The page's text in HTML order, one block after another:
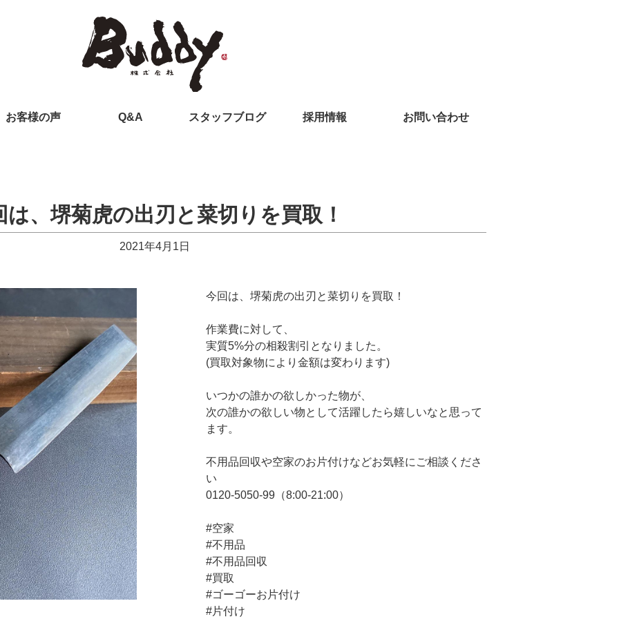
お客様の声 Q&A スタッフブログ 採用情報 お問い合わせ
は、堺菊虎の出刃と菜切りを買取！
2021年4月1日
今回は、堺菊虎の出刃と菜切りを買取！
作業費に対して、
実質5%分の相殺割引となりました。
(買取対象物により金額は変わります)
いつかの誰かの欲しかった物が、
次の誰かの欲しい物として活躍したら嬉しいなと思って
ます。
不用品回収や空家のお片付けなどお気軽にご相談くださ
い
0120-5050-99（8:00-21:00）
#空家
#不用品
#不用品回収
#買取
#ゴーゴーお片付け
#片付け